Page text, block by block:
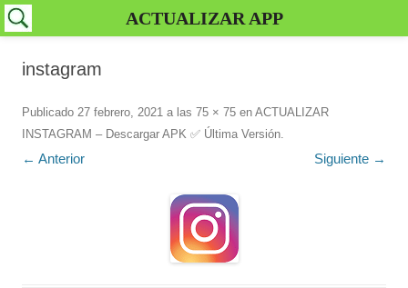
instagram
Publicado 27 febrero, 2021 a las 75 × 75 en ACTUALIZAR
INSTAGRAM – Descargar APK ✅️ Última Versión.
← Anterior Siguiente →
ACTUALIZAR APP